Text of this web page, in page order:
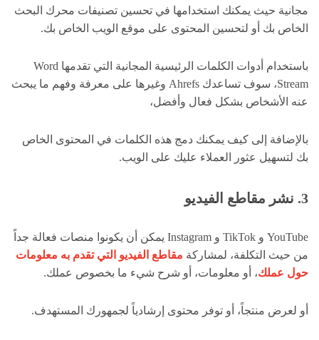
مجانية حيث يمكنك استخدامها في تحسين تصنيفات محرك البحث
الخاص بك أو لتحسين المحتوى على موقع الويب الخاص بك.
باستخدام أدوات الكلمات الرئيسية المجانية التي تقدمها Word
Stream، سوف تساعدك Ahrefs وغيرها على معرفة وفهم ما يبحث
عنه الأشخاص بشكل فعال وأفضل،
بالإضافة إلى كيف يمكنك دمج هذه الكلمات في المحتوى الخاص
بك لتسهيل عثور العملاء عليك على الويب.
3. نشر مقاطع الفيديو
YouTube و TikTok و Instagram يمكن أن يكونوا منصات فعالة جداً
من حيث التكلفة، لمشاركة مقاطع الفيديو التي تقدم به معلومات
حول عملك، أو معلومات، أو شرح شيء ما بخصوص عملك.
أو لعرض منتجاً، أو توفر محتوى إرشادياً لجمهورك المستهدف.